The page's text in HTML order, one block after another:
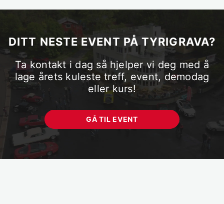
DITT NESTE EVENT PÅ TYRIGRAVA?
Ta kontakt i dag så hjelper vi deg med å
lage årets kuleste treff, event, demodag
eller kurs!
GÅ TIL EVENT